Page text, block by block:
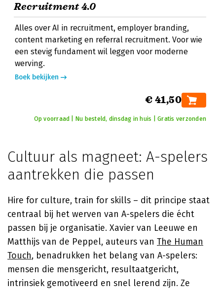
Recruitment 4.0
Alles over AI in recruitment, employer branding,
content marketing en referral recruitment. Voor wie
een stevig fundament wil leggen voor moderne
werving.
Boek bekijken
€ 41,50
Op voorraad | Nu besteld, dinsdag in huis | Gratis verzonden
Cultuur als magneet: A-spelers
aantrekken die passen
Hire for culture, train for skills – dit principe staat
centraal bij het werven van A-spelers die écht
passen bij je organisatie. Xavier van Leeuwe en
Matthijs van de Peppel, auteurs van The Human
Touch, benadrukken het belang van A-spelers:
mensen die mensgericht, resultaatgericht,
intrinsiek gemotiveerd en snel lerend zijn. Ze